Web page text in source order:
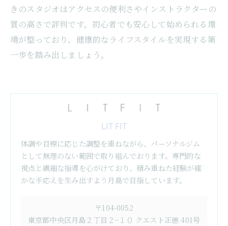
きのスタジオはアクセスの便利さやインストラクターの
質の高さで評判です。初心者でも安心して始められる環
境が整っており、健康的なライフスタイルを実現する第
一歩を踏み出しましょう。
LIT FIT
体調や目標に応じた調整を重ねながら、パーソナルジム
として無理のない範囲で取り組んでおります。専門的な
視点と繊細な指導を心がけており、積み重ねた経験が確
かな手応えを生み出すよう月島で目指しています。
〒104-0052
東京都中央区月島２丁目２−１０ クエスト正徳 401号